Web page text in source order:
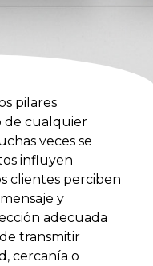
pilares
de cualquier
veces se
influyen
clientes perciben
y
adecuada
transmitir
cercanía o